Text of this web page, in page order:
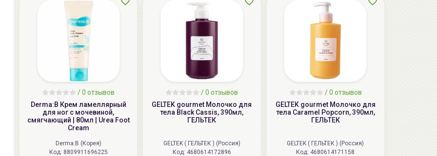
/ 0 отзывов
Derma:B Крем ламеллярный
для ног с мочевиной,
смягчающий | 80мл | Urea Foot
Cream
Derma:B (Корея)
Код: 8809911696225
/ 0 отзывов
GELTEK gourmet Молочко для
тела Black Cassis, 390мл,
ГЕЛЬТЕК
GELTEK ( ГЕЛЬТЕК ) (Россия)
Код: 4680614172896
/ 0 отзывов
GELTEK gourmet Молочко для
тела Caramel Popcorn, 390мл,
ГЕЛЬТЕК
GELTEK ( ГЕЛЬТЕК ) (Россия)
Код: 4680614171158